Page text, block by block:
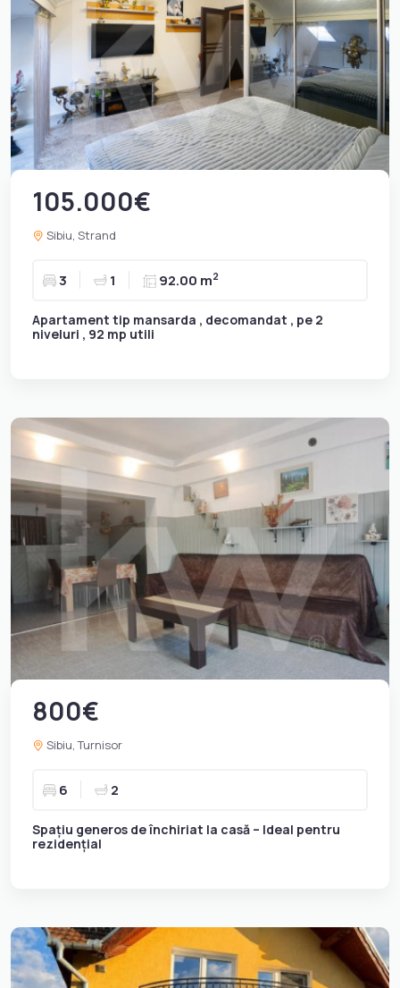
105.000€
Sibiu, Strand
3 1 92.00 m2
Apartament tip mansarda , decomandat , pe 2
niveluri , 92 mp utili
800€
Sibiu, Turnisor
6 2
Spațiu generos de închiriat la casă – Ideal pentru
rezidențial